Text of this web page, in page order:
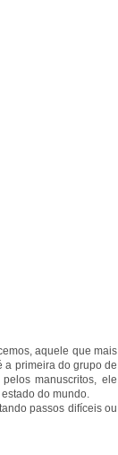
aquele que mais
a primeira do grupo de
manuscritos, ele
do mundo.
passos difíceis ou